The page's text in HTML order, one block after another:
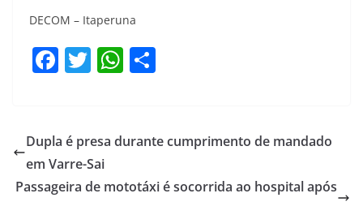
DECOM – Itaperuna
F
e
b
o
T
er
W
s
p
e
Dupla é presa durante cumprimento de mandado
em Varre-Sai
Passageira de mototáxi é socorrida ao hospital após